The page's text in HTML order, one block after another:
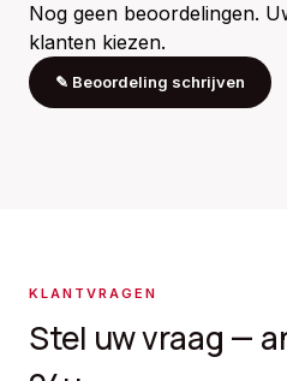
Nog geen beoordelingen.
klanten kiezen.
✎ Beoordeling schrijven
KLANTVRAGEN
Stel uw vraag —